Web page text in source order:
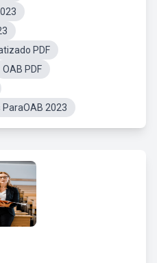
PDF
OAB PDF
ParaOAB 2023